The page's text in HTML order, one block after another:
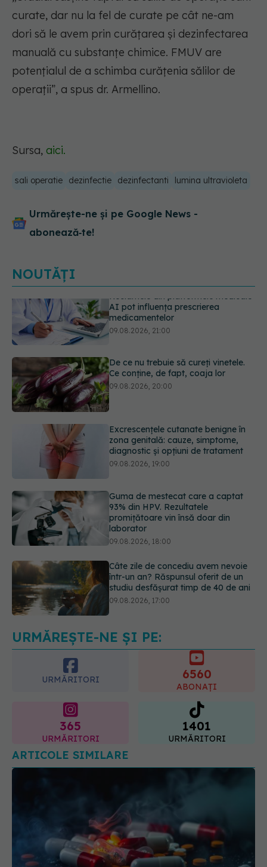
curate, dar nu la fel de curate pe cât ne-am
dori să le avem prin curățarea și dezinfectarea
manuală cu substanțe chimice. FMUV are
potențialul de a schimba curățenia sălilor de
operații”, a spus dr. Armellino.
Sursa, aici.
sali operatie dezinfectie dezinfectanti lumina ultravioleta
Urmărește-ne și pe Google News -
abonează‑te!
NOUTĂȚI
De ce nu trebuie să cureți vinetele.
Ce conține, de fapt, coaja lor
Excrescențele cutanate benigne în
zona genitală: cauze, simptome,
Guma de mestecat care a captat
93% din HPV. Rezultatele
promițătoare vin însă doar din
09.08.2026, 18:00
Câte zile de concediu avem nevoie
într-un an? Răspunsul oferit de un
studiu desfășurat timp de 40 de ani
Reclamele din platformele medicale
AI pot influența prescrierea
medicamentelor
URMĂREȘTE-NE ȘI PE:
URMĂRITORI 6560
ABONAȚI
365
URMĂRITORI
1401
URMĂRITORI
ARTICOLE SIMILARE